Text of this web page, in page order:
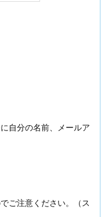
自分の名前、メールア
ご注意ください。（ス